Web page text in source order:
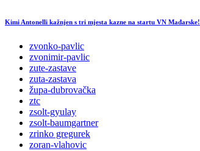
Kimi Antonelli kažnjen s tri mjesta kazne na startu VN Mađarske!
zvonko-pavlic
zvonimir-pavlic
zute-zastave
zuta-zastava
župa-dubrovačka
ztc
zsolt-gyulay
zsolt-baumgartner
zrinko gregurek
zoran-vlahovic